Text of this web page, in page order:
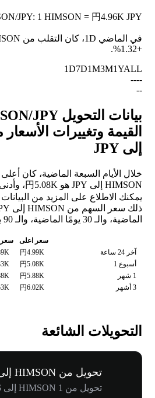
/JPY: 1 HIMSON = 円4.96K JPY
في الماضي 1D، كان التقلب من HIMSON إلى JPY هو
+1.32%
.
1D7D1M3M1YALL
--
--
--
إلى JPY
خلال الأيام السبعة الماضية، كان
يمكنك الاطلاع على المزيد من
الماضية، والـ 30 يومًا الماضية، والـ 90 يومًا الماضية.
سعر اعلى سعر
آخر 24 ساعة
円4.99K
أسبوع 1
円5.08K
1 شهر
円5.88K
3 أشهر
円6.02K
التحويلات الشائعة
تحويل من HIMSON إلى USD
تحويل من 1 HIMSON إلى $31.45